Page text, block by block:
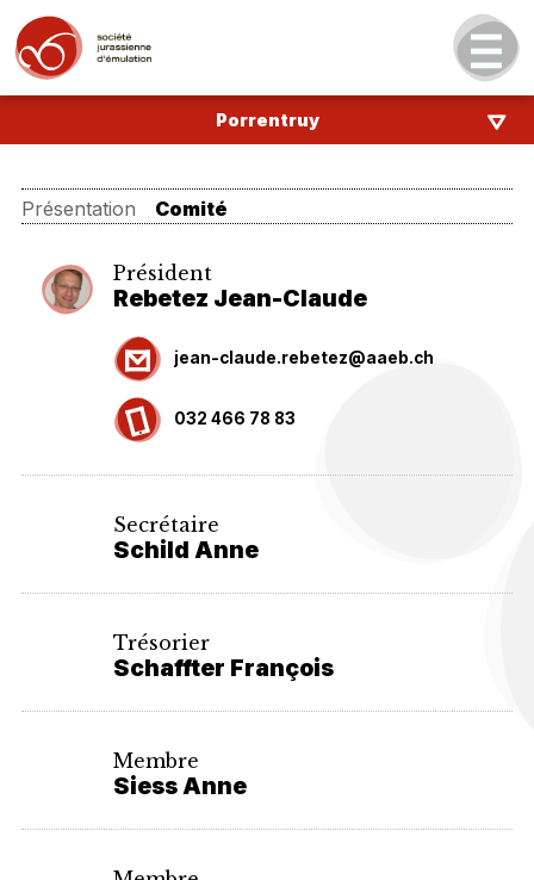
Porrentruy
Présentation Comité
Président
Rebetez Jean-Claude
jean-claude.rebetez@aaeb.ch
032 466 78 83
Secrétaire
Schild Anne
Trésorier
Schaffter François
Membre
Siess Anne